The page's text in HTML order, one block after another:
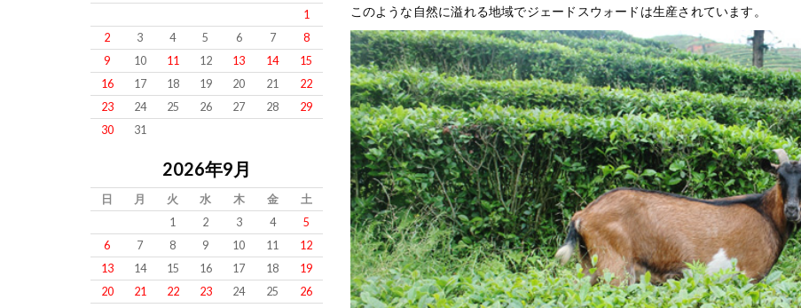
このような自然に溢れる地域でジェードスウォードは生産されています。
1
2
3 4 5 6 7
8
9
10 11 12 13 14
15
16
17 18 19 20 21
22
23
24 25 26 27 28
29
30
31
2026年9月
日 月 火 水 木 金
土
1
2 3 4
5
6
7 8 9 10 11
12
13
14 15 16 17 18
19
20
21 22 23 24 25
26